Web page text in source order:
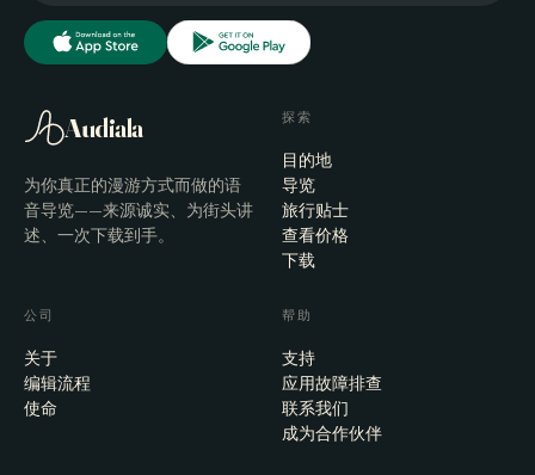
Audiala
为你真正的漫游方式而做的语
音导览——来源诚实、为街头讲
述、一次下载到手。
探索
目的地
导览
旅行贴士
查看价格
下载
公司
关于
编辑流程
使命
帮助
支持
应用故障排查
联系我们
成为合作伙伴